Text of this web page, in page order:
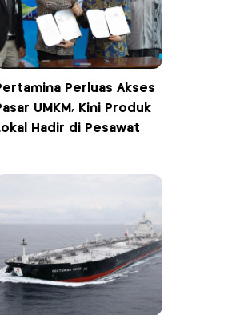
Perluas Akses
UMKM, Kini Produk
Hadir di Pesawat